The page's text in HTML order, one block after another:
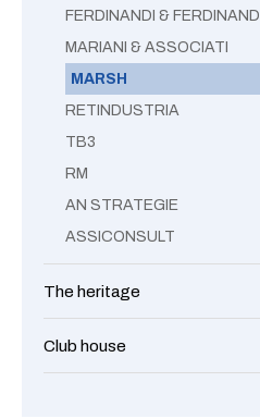
FERDINANDI & FERDINANDI
MARIANI & ASSOCIATI
MARSH
RETINDUSTRIA
TB3
RM
AN STRATEGIE
ASSICONSULT
The heritage
Club house